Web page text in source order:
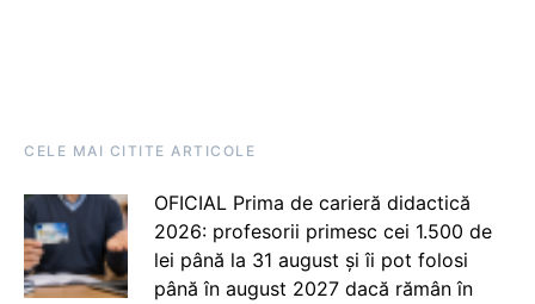
CELE MAI CITITE ARTICOLE
OFICIAL Prima de carieră didactică
2026: profesorii primesc cei 1.500 de
lei până la 31 august și îi pot folosi
până în august 2027 dacă rămân în